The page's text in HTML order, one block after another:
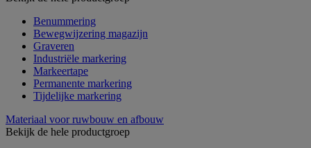
Benummering
Bewegwijzering magazijn
Graveren
Industriële markering
Markeertape
Permanente markering
Tijdelijke markering
Materiaal voor ruwbouw en afbouw
Bekijk de hele productgroep